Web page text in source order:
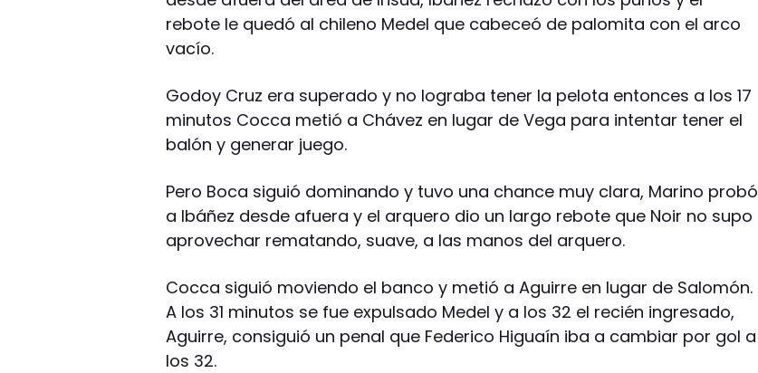
rebote le quedó al chileno Medel que cabeceó de palomita con el arco
vacío.
Godoy Cruz era superado y no lograba tener la pelota entonces a los 17
minutos Cocca metió a Chávez en lugar de Vega para intentar tener el
balón y generar juego.
Pero Boca siguió dominando y tuvo una chance muy clara, Marino probó
a Ibáñez desde afuera y el arquero dio un largo rebote que Noir no supo
aprovechar rematando, suave, a las manos del arquero.
Cocca siguió moviendo el banco y metió a Aguirre en lugar de Salomón.
A los 31 minutos se fue expulsado Medel y a los 32 el recién ingresado,
Aguirre, consiguió un penal que Federico Higuaín iba a cambiar por gol a
los 32.